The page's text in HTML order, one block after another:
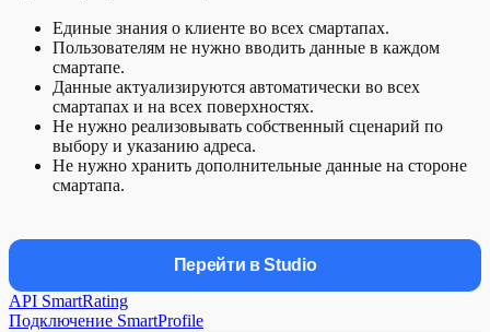
Единые знания о клиенте во всех смартапах.
Пользователям не нужно вводить данные в каждом
смартапе.
Данные актуализируются автоматически во всех
смартапах и на всех поверхностях.
Не нужно реализовывать собственный сценарий по
выбору и указанию адреса.
Не нужно хранить дополнительные данные на стороне
смартапа.
Перейти в Studio
API SmartRating
Подключение SmartProfile